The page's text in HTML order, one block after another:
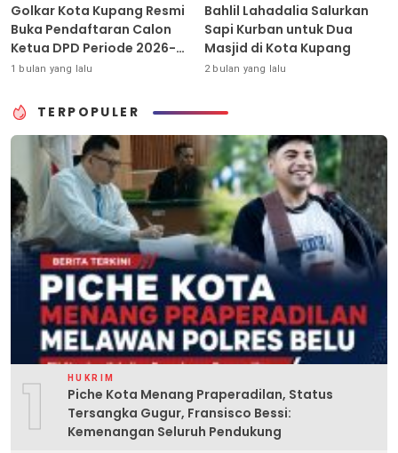
Golkar Kota Kupang Resmi
Buka Pendaftaran Calon
Ketua DPD Periode 2026-
2031
1 bulan yang lalu
Bahlil Lahadalia Salurkan
Sapi Kurban untuk Dua
Masjid di Kota Kupang
2 bulan yang lalu
TERPOPULER
1 HUKRIM
Piche Kota Menang Praperadilan, Status
Tersangka Gugur, Fransisco Bessi:
Kemenangan Seluruh Pendukung